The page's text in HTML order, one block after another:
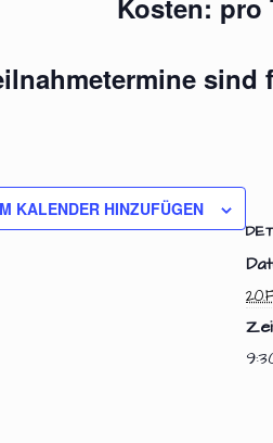
Kosten: pro
KALENDER HINZUFÜGEN